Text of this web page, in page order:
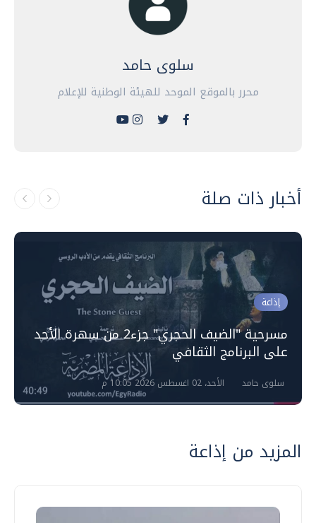
سلوى حامد
محرر بالموقع الموحد للهيئة الوطنية للإعلام
أخبار ذات صلة
إذاعة
مسرحية "الضيف الحجري" جزء2 من سهرة الأحد
على البرنامج الثقافي
سلوى حامد الأحد، 02 اغسطس 2026 10:05 م
المزيد من إذاعة